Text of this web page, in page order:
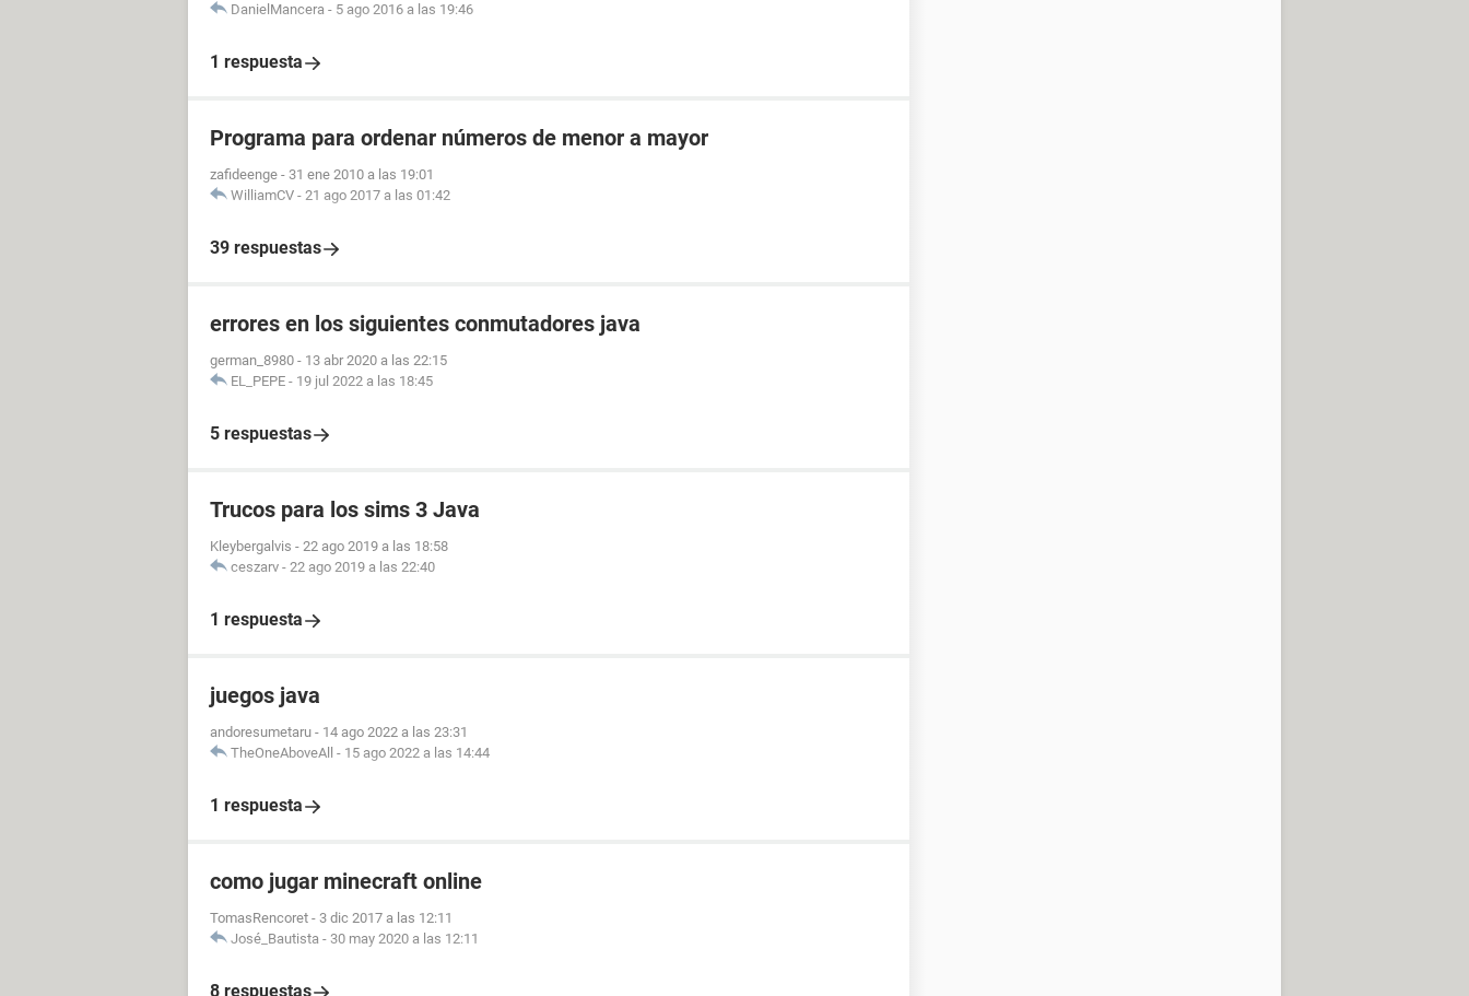
DanielMancera - 5 ago 2016 a las 19:46
1 respuesta
Programa para ordenar números de menor a mayor
zafideenge - 31 ene 2010 a las 19:01
WilliamCV - 21 ago 2017 a las 01:42
39 respuestas
errores en los siguientes conmutadores java
german_8980 - 13 abr 2020 a las 22:15
EL_PEPE - 19 jul 2022 a las 18:45
5 respuestas
Trucos para los sims 3 Java
Kleybergalvis - 22 ago 2019 a las 18:58
ceszarv - 22 ago 2019 a las 22:40
1 respuesta
juegos java
andoresumetaru - 14 ago 2022 a las 23:31
TheOneAboveAll - 15 ago 2022 a las 14:44
1 respuesta
como jugar minecraft online
TomasRencoret - 3 dic 2017 a las 12:11
José_Bautista - 30 may 2020 a las 12:11
8 respuestas